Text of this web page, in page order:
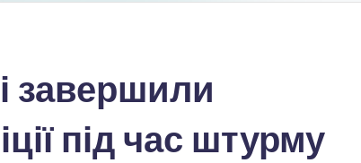
завершили
під час штурму